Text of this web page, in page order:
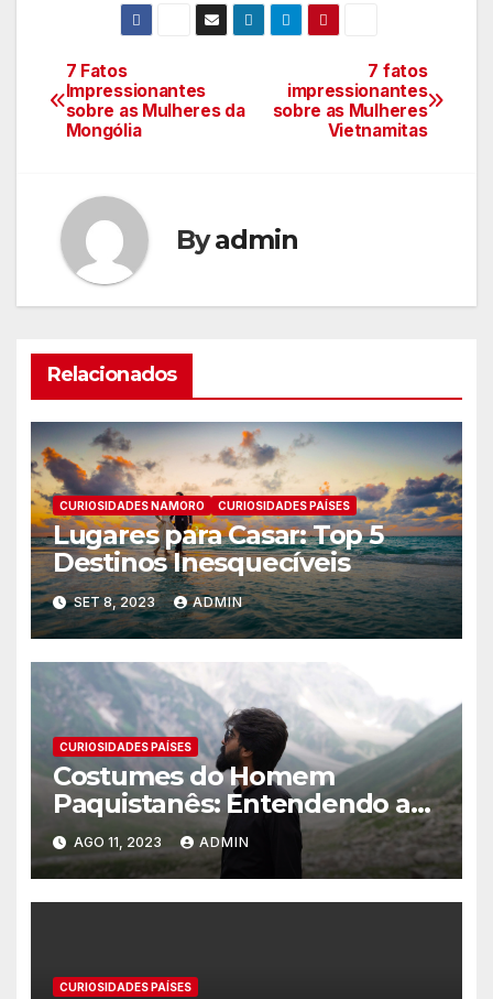
Navegação
de
7 fatos
impressionantes
sobre as Mulheres
Vietnamitas
7 Fatos
Impressionantes
sobre as Mulheres da
Mongólia
Byadmin
Relacionados
CURIOSIDADES NAMORO CURIOSIDADES PAÍSES
Lugares para Casar: Top 5
Destinos Inesquecíveis
SET 8, 2023 ADMIN
CURIOSIDADES PAÍSES
Costumes do Homem
Paquistanês: Entendendo a
cultura Paquistenesa
AGO 11, 2023 ADMIN
CURIOSIDADES PAÍSES